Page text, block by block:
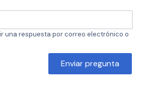
una respuesta por correo electrónico o
Enviar pregunta